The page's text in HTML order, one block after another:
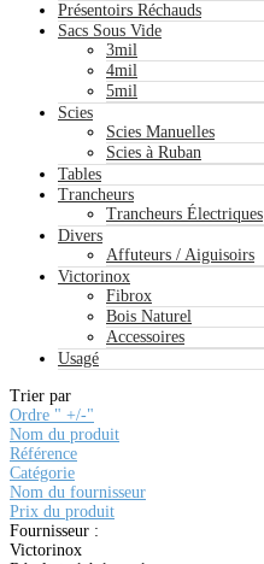
Présentoirs Réchauds
Sacs Sous Vide
3mil
4mil
5mil
Scies
Scies Manuelles
Scies à Ruban
Tables
Trancheurs
Trancheurs Électriques
Divers
Affuteurs / Aiguisoirs
Victorinox
Fibrox
Bois Naturel
Accessoires
Usagé
Trier par
Ordre " +/-"
Nom du produit
Référence
Catégorie
Nom du fournisseur
Prix du produit
Fournisseur :
Victorinox